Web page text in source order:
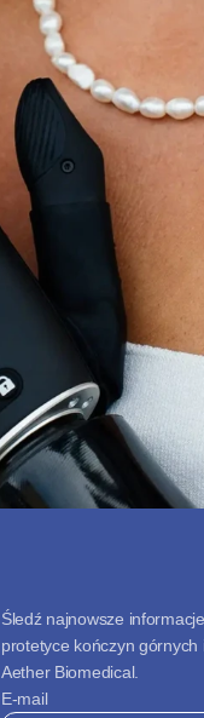
Śledź najnowsze
protetyce kończyn
Aether Biomedical.
E-mail